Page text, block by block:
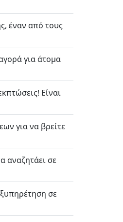
έναν από τους
για άτομα
Είναι
για να βρείτε
αναζητάει σε
σε